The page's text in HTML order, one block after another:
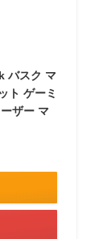
バスク マ
ト ゲーミ
ザー マ